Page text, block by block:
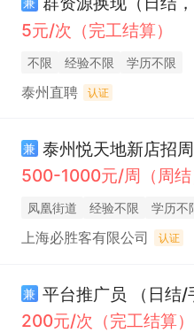
5元/次（完工结算）
不限 经验不限 学历不限
泰州直聘 认证
兼 泰州悦天地新店招
500-1000元/周（周结
凤凰街道 经验不限 学历不
上海必胜客有限公司 认证
兼
200元/次（完工结算）